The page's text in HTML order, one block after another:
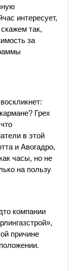
интересует,
так,
за
Грех
в этой
и Авогадро,
часы, но не
на пользу
компании
причине